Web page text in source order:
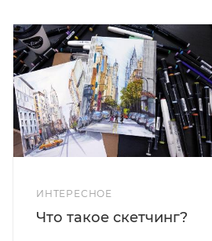
ИНТЕРЕСНОЕ
Что такое скетчинг?